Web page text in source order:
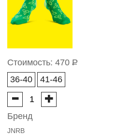
Стоимость: 470 Р
36-40
41-46
Бренд
JNRB